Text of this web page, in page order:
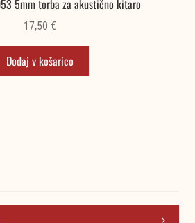
5mm torba za akustično kitaro
17,50 €
Dodaj v košarico